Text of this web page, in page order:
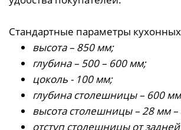
Стандартные параметры
высота – 850 мм;
глубина – 500 – 600 мм;
цоколь - 100 мм;
глубина столешницы – 600
высота столешницы – 28 мм
отступ столешницы от